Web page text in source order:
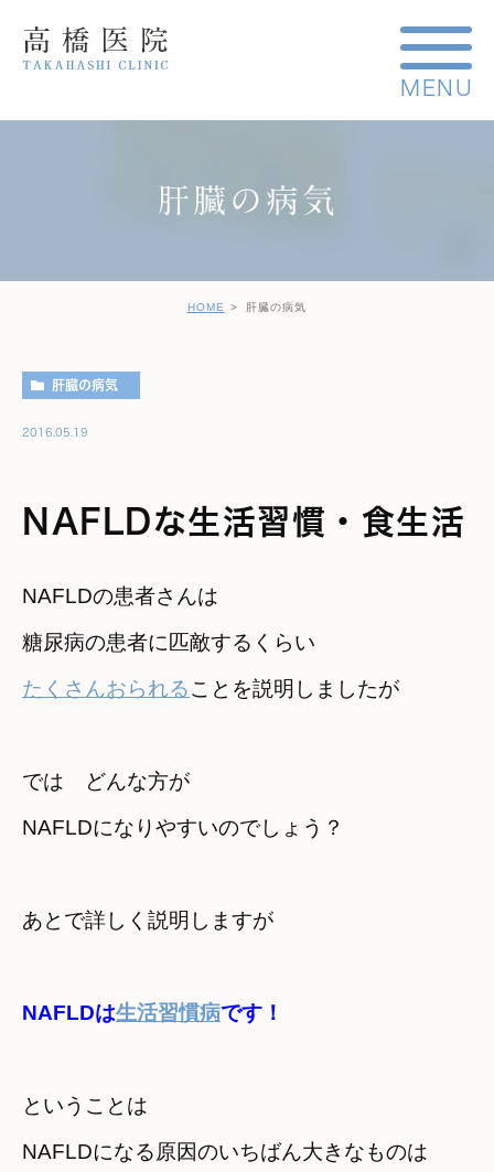
肝臓の病気
HOME 肝臓の病気
肝臓の病気
2016.05.19
NAFLDな生活習慣・食生活
NAFLDの患者さんは
たくさんおられることを説明しましたが
では　どんな方が
NAFLDになりやすいのでしょう？
あとで詳しく説明しますが
NAFLDは生活習慣病です！
ということは
NAFLDになる原因のいちばん大きなものは